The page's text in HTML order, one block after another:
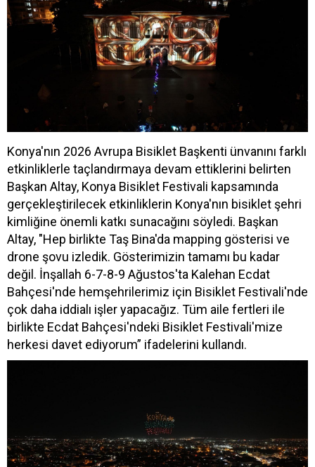
Konya'nın 2026 Avrupa Bisiklet Başkenti ünvanını farklı
etkinliklerle taçlandırmaya devam ettiklerini belirten
Başkan Altay, Konya Bisiklet Festivali kapsamında
gerçekleştirilecek etkinliklerin Konya'nın bisiklet şehri
kimliğine önemli katkı sunacağını söyledi. Başkan
Altay, "Hep birlikte Taş Bina'da mapping gösterisi ve
drone şovu izledik. Gösterimizin tamamı bu kadar
değil. İnşallah 6-7-8-9 Ağustos'ta Kalehan Ecdat
Bahçesi'nde hemşehrilerimiz için Bisiklet Festivali'nde
çok daha iddialı işler yapacağız. Tüm aile fertleri ile
birlikte Ecdat Bahçesi'ndeki Bisiklet Festivali'mize
herkesi davet ediyorum” ifadelerini kullandı.